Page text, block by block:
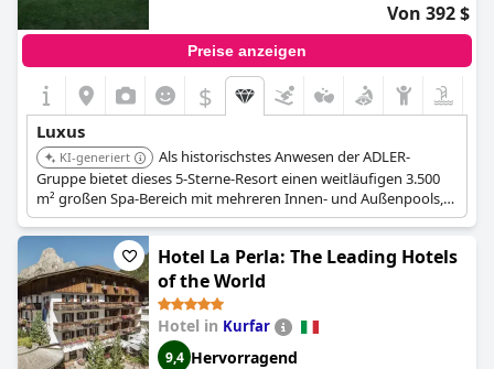
Von 392 $
Preise anzeigen
$
Luxus
KI-generiert
Als historischstes Anwesen der ADLER-
Gruppe bietet dieses 5-Sterne-Resort einen weitläufigen 3.500
m² großen Spa-Bereich mit mehreren Innen- und Außenpools,
Saunen und einer Salzgrotte. Es bietet eine breite Palette an
Wellness- und medizinischen Behandlungen, Gourmet-Speisen
und ein umfassendes tägliches Aktivitätsprogramm,
einschließlich geführter Wanderungen und Radtouren. Das
Resort verfügt über elegante Zimmer und Suiten, einige kürzlich
renoviert, die mit natürlichen Materialien gestaltet sind und
Bergblick bieten.
Hotel La Perla: The Leading Hotels
of the World
Hotel in Kurfar
9,4 Hervorragend